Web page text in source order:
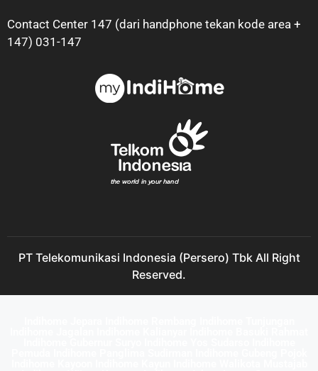
Contact Center 147 (dari handphone tekan kode area +
147) 031-147
PT Telekomunikasi Indonesia (Persero) Tbk All Right
Reserved.